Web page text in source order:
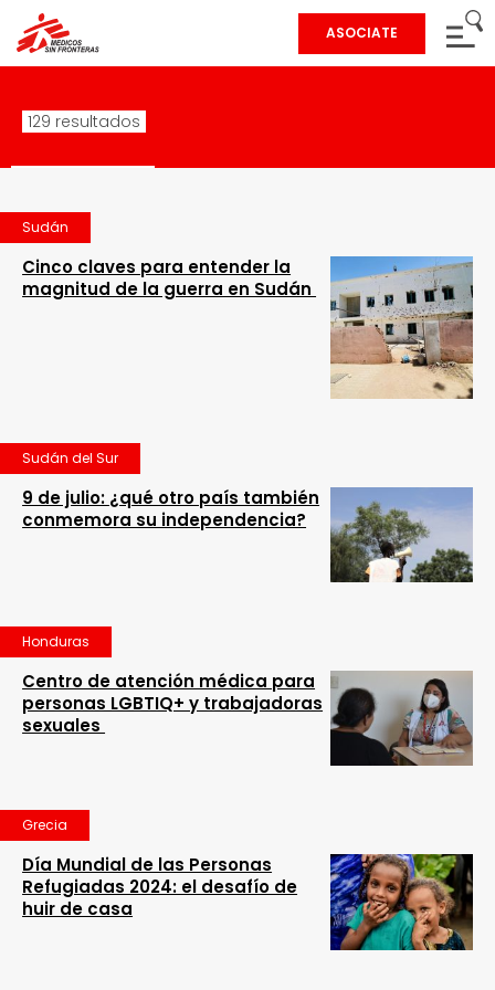
ASOCIATE
129 resultados
Sudán
Cinco claves para entender la
magnitud de la guerra en Sudán
Sudán del Sur
9 de julio: ¿qué otro país también
conmemora su independencia?
Honduras
Centro de atención médica para
personas LGBTIQ+ y trabajadoras
sexuales
Grecia
Día Mundial de las Personas
Refugiadas 2024: el desafío de
huir de casa